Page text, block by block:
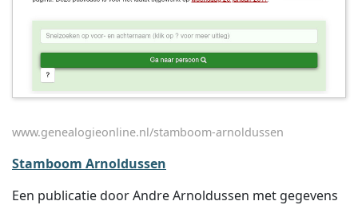
www.genealogieonline.nl/stamboom-arnoldussen
Stamboom Arnoldussen
Een publicatie door Andre Arnoldussen met gegevens